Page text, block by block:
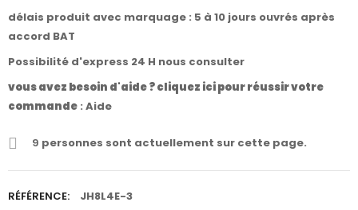
délais produit avec marquage : 5 à 10 jours ouvrés après
accord BAT
Possibilité d'express 24 H nous consulter
vous avez besoin d'aide ? cliquez ici pour réussir votre
commande : Aide
9 personnes sont actuellement sur cette page.
RÉFÉRENCE:
JH8L4E-3